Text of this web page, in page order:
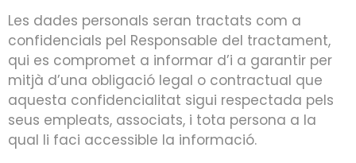
Les dades personals seran tractats com a
confidencials pel Responsable del tractament,
qui es compromet a informar d’i a garantir per
mitjà d’una obligació legal o contractual que
aquesta confidencialitat sigui respectada pels
seus empleats, associats, i tota persona a la
qual li faci accessible la informació.